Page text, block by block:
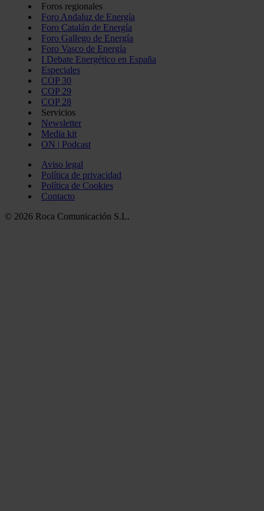
Foros regionales
Foro Andaluz de Energía
Foro Catalán de Energía
Foro Gallego de Energía
Foro Vasco de Energía
I Debate Energético en España
Especiales
COP 30
COP 29
COP 28
Servicios
Newsletter
Media kit
ON | Podcast
Aviso legal
Política de privacidad
Política de Cookies
Contacto
© 2026 Roca Comunicación S.L.